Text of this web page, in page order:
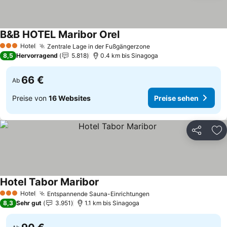
3 SterneHotel Zentrale Lage in der FußgängerzonePreise sehen
B&B HOTEL Maribor OrelPreise sehen
8,5 Hervorragend 5.818 0.4 km bis Sinagoga
Ab 66 €
Preise von 16 Websites Preise sehen
Teilen
3 SterneHotel Entspannende Sauna-Einrichtungen
Hotel Tabor Maribor
8,3 Sehr gut 3.951 1.1 km bis Sinagoga